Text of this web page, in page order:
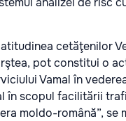
cetăţenilor
pot constitui o
Vamal în
în scopul facilitării
moldo-română”, se